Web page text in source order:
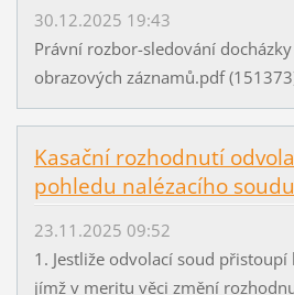
30.12.2025 19:43
Právní rozbor-sledování
obrazových záznamů.pdf
Kasační rozhodnutí
pohledu nalézacího soudu
23.11.2025 09:52
1. Jestliže odvolací soud
jímž v meritu věci změní